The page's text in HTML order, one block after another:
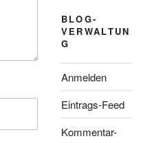
BLOG-
VERWALTUN
G
Anmelden
Eintrags-Feed
Kommentar-